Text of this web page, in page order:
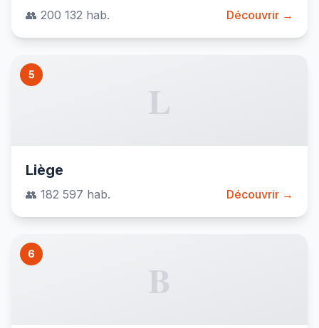
👥 200 132 hab. Découvrir →
5
L
Liège
👥 182 597 hab. Découvrir →
6
B